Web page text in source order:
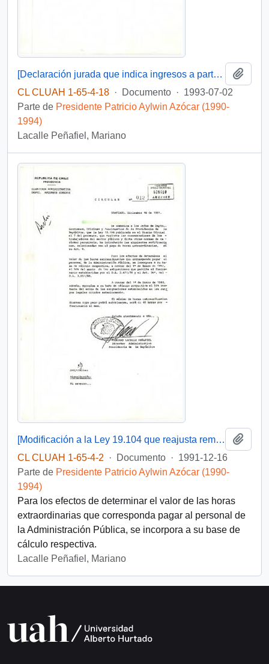
[Declaración jurada que indica ingresos a parte de la remuneración percibida por la presidencia de la república]
CL CLUAH 1-65-4-18 · Documento · 1993-07-02
Parte de Presidente Patricio Aylwin Azócar (1990-
1994)
Lacalle Peñafiel, Mariano
[Modificación a la Ley 19.104 que reajusta remuneraciones]
CL CLUAH 1-65-4-2
· Documento · 1991-12-16
Parte de Presidente Patricio Aylwin Azócar (1990-
1994)
Para los efectos de determinar el valor de las horas
extraordinarias que corresponda pagar al personal de
la Administración Pública, se incorpora a su base de
cálculo respectiva.
Lacalle Peñafiel, Mariano